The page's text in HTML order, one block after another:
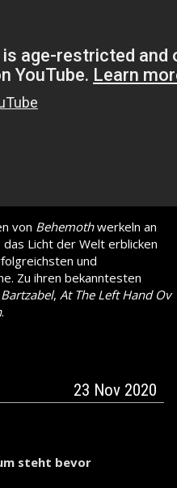
von Behemothwerkeln an
Licht der Welt erblicken
und
Zu ihren bekanntesten
Bartzabel, At The Left Hand Ov
.
23 Nov 2020
steht bevor